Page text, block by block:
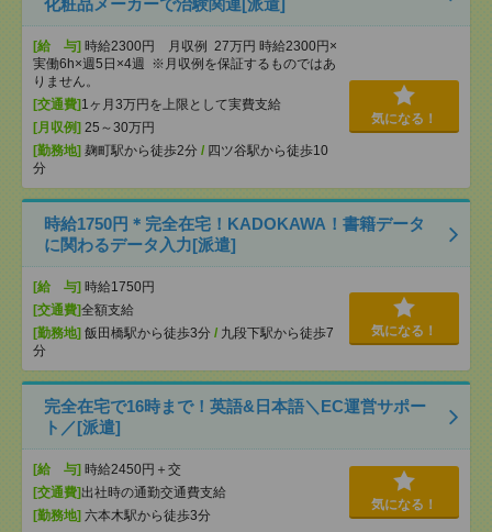
[給 与] 時給2300円 月収例 27万円 時給2300円×
実働6h×週5日×4週 ※月収例を保証するものではあ
りません。
[交通費]1ヶ月3万円を上限として実費支給
[月収例] 25～30万円
[勤務地] 麹町駅から徒歩2分 / 四ツ谷駅から徒歩10
分
気になる！
時給1750円＊完全在宅！KADOKAWA！書籍データ
に関わるデータ入力[派遣]
[給 与] 時給1750円
[交通費]全額支給
[勤務地] 飯田橋駅から徒歩3分 / 九段下駅から徒歩7
分
気になる！
完全在宅で16時まで！英語&日本語＼EC運営サポー
ト／[派遣]
[給 与] 時給2450円＋交
[交通費]出社時の通勤交通費支給
[勤務地] 六本木駅から徒歩3分
気になる！